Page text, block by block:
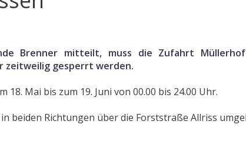
Brenner mitteilt, muss die Zufahrt
zeitweilig gesperrt werden.
18. Mai bis zum 19. Juni von 00.00 bis 24.00 Uhr.
beiden Richtungen über die Forststraße Allriss